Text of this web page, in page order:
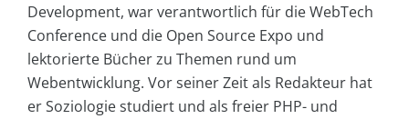
Development, war verantwortlich für die WebTech
Conference und die Open Source Expo und
lektorierte Bücher zu Themen rund um
Webentwicklung. Vor seiner Zeit als Redakteur hat
er Soziologie studiert und als freier PHP- und